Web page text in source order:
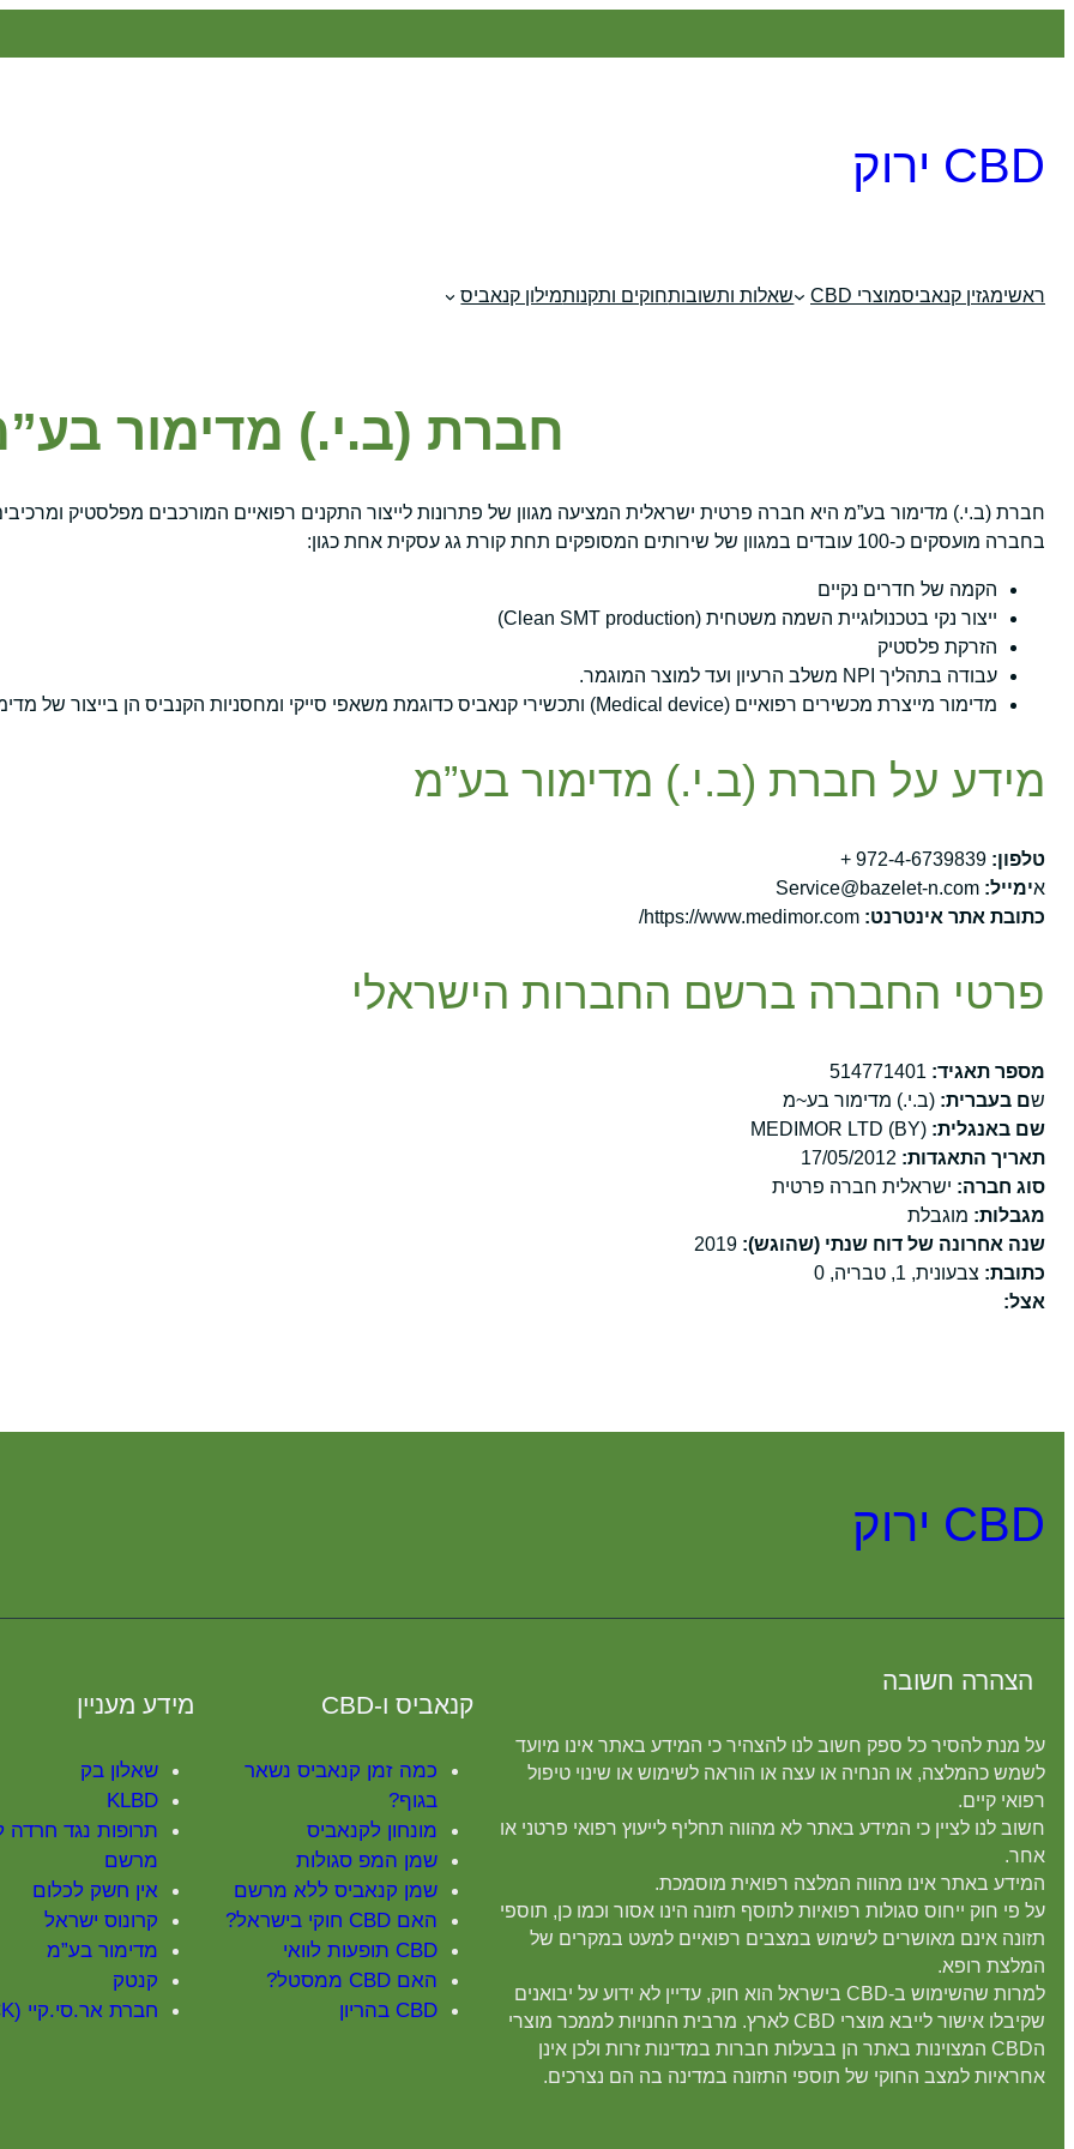
CBD ירוק
ראשימגזין קנאביסמוצרי CBD שאלות ותשובותחוקים ותקנותמילון קנאביס
חברת (ב.י.) מדימור
חברת (ב.י.) מדימור בע”מ היא חברה פרטית ישראלית המציעה מגוון של פתרונות לייצור התקנים רפואיים המורכבים מפלסטיק
בחברה מועסקים כ-100 עובדים במגוון של שירותים המסופקים תחת קורת גג עסקית אחת כגון:
הקמה של חדרים נקיים
ייצור נקי בטכנולוגיית השמה משטחית (Clean SMT production)
הזרקת פלסטיק
עבודה בתהליך NPI משלב הרעיון ועד למוצר המוגמר.
מדימור מייצרת מכשירים רפואיים (Medical device) ותכשירי קנאביס כדוגמת משאפי סייקי ומחסניות הקנביס הן בייצור של מדימור.
מידע על חברת (ב.י.) מדימור בע”מ
טלפון:
אימייל:
כתובת אתר אינטרנט:
פרטי החברה ברשם החברות הישראלי
מספר תאגיד:
שם בעברית: (ב.י.) מדימור בע~מ
שם באנגלית: (BY) MEDIMOR LTD
תאריך התאגדות:
סוג חברה: ישראלית חברה פרטית
מגבלות: מוגבלת
שנה אחרונה של דוח שנתי (שהוגש):
כתובת: צבעונית, 1, טבריה, 0
אצל:
CBD ירוק
הצהרה חשובה
על מנת להסיר כל ספק חשוב לנו להצהיר כי המידע באתר אינו מיועד
לשמש כהמלצה, או הנחיה או עצה או הוראה לשימוש או שינוי טיפול
רפואי קיים.
חשוב לנו לציין כי המידע באתר לא מהווה תחליף לייעוץ רפואי פרטני או
אחר.
המידע באתר אינו מהווה המלצה רפואית מוסמכת.
על פי חוק ייחוס סגולות רפואיות לתוסף תזונה הינו אסור וכמו כן, תוספי
תזונה אינם מאושרים לשימוש במצבים רפואיים למעט במקרים של
המלצת רופא.
למרות שהשימוש ב-CBD בישראל הוא חוק, עדיין לא ידוע על יבואנים
שקיבלו אישור לייבא מוצרי CBD לארץ. מרבית החנויות לממכר מוצרי
הCBD המצוינות באתר הן בבעלות חברות במדינות זרות ולכן אינן
אחראיות למצב החוקי של תוספי התזונה במדינה בה הם נצרכים.
קנאביס ו-CBD
כמה זמן קנאביס נשאר
בגוף?
מונחון לקנאביס
שמן המפ סגולות
שמן קנאביס ללא מרשם
האם CBD חוקי בישראל?
CBD תופעות לוואי
האם CBD ממסטל?
CBD בהריון
מידע מעניין
שאלון בק
KLBD
תרופות נגד חרדה
מרשם
אין חשק לכלום
קרונוס ישראל
מדימור בע”מ
קנטק
חברת אר.סי.קיי (RCK)